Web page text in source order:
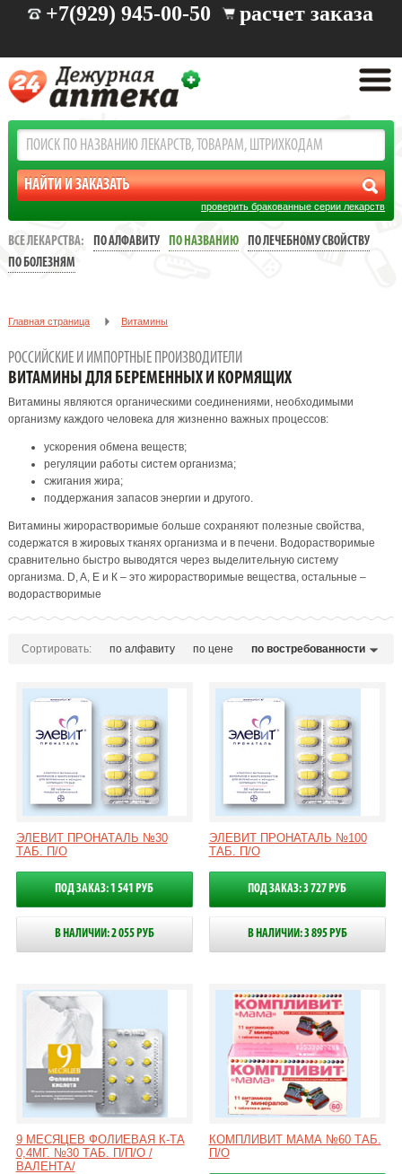
+7(929) 945-00-50 расчет заказа
проверить бракованные серии лекарств
ВСЕ ЛЕКАРСТВА: ПО АЛФАВИТУ ПО НАЗВАНИЮ
ПО ЛЕЧЕБНОМУ СВОЙСТВУ
ПО БОЛЕЗНЯМ
Главная страница Витамины
РОССИЙСКИЕ И ИМПОРТНЫЕ ПРОИЗВОДИТЕЛИ
ВИТАМИНЫ ДЛЯ БЕРЕМЕННЫХ И КОРМЯЩИХ
Витамины являются органическими соединениями, необходимыми
организму каждого человека для жизненно важных процессов:
ускорения обмена веществ;
регуляции работы систем организма;
сжигания жира;
поддержания запасов энергии и другого.
Витамины жирорастворимые больше сохраняют полезные свойства,
содержатся в жировых тканях организма и в печени. Водорастворимые
сравнительно быстро выводятся через выделительную систему
организма. D, A, E и К – это жирорастворимые вещества, остальные –
водорастворимые
Сортировать: по алфавиту по цене по востребованности
ЭЛЕВИТ ПРОНАТАЛЬ №30
ТАБ. П/О
ПОД ЗАКАЗ: 1 541 РУБ
В НАЛИЧИИ: 2 055 РУБ
ЭЛЕВИТ ПРОНАТАЛЬ №100
ТАБ. П/О
ПОД ЗАКАЗ: 3 727 РУБ
В НАЛИЧИИ: 3 895 РУБ
9 МЕСЯЦЕВ ФОЛИЕВАЯ К-ТА
0,4МГ. №30 ТАБ. П/П/О /
ВАЛЕНТА/
КОМПЛИВИТ МАМА №60 ТАБ.
П/О